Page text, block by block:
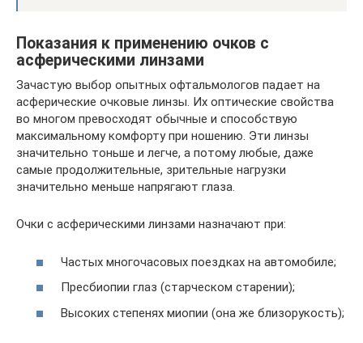
Показания к применению очков с
асферическими линзами
Зачастую выбор опытных офтальмологов падает на
асферические очковые линзы. Их оптические свойства
во многом превосходят обычные и способствую
максимальному комфорту при ношению. Эти линзы
значительно тоньше и легче, а потому любые, даже
самые продолжительные, зрительные нагрузки
значительно меньше напрягают глаза.
Очки с асферическими линзами назначают при:
Частых многочасовых поездках на автомобиле;
Пресбиопии глаз (старческом старении);
Высоких степенях миопии (она же близорукость);